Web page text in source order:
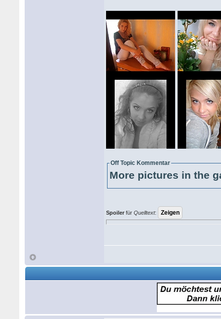
Off Topic Kommentar
More pictures in the
Spoiler fürQuelltext: